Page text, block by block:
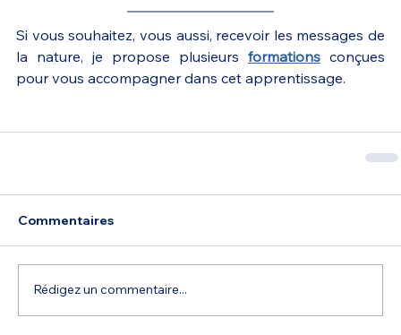
Si vous souhaitez, vous aussi, recevoir les messages de
la nature, je propose plusieurs formations conçues
pour vous accompagner dans cet apprentissage.
Commentaires
Rédigez un commentaire...